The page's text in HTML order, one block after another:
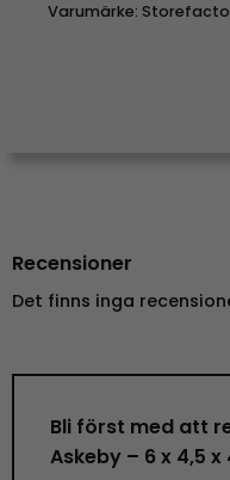
Varumärke:
Recensioner
Det finns inga
Bli först med att
Askeby – 6 x 4,5 x